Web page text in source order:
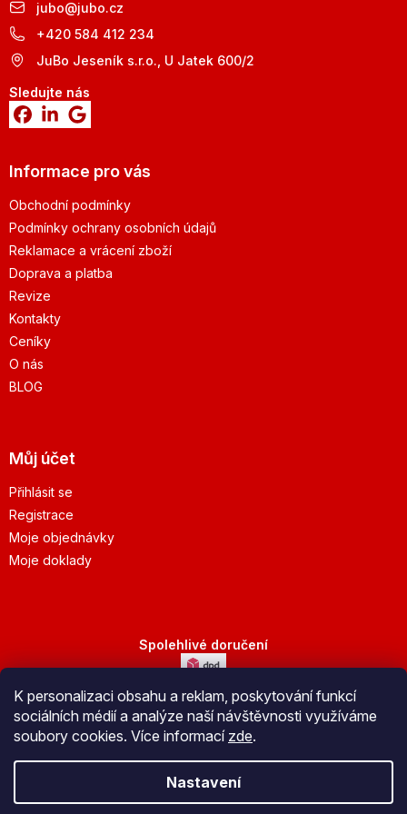
K personalizaci obsahu a reklam, poskytování funkcí
sociálních médií a analýze naší návštěvnosti využíváme
soubory cookies. Více informací zde.
Nastavení
jubo@jubo.cz
+420 584 412 234
JuBo Jeseník s.r.o., U Jatek 600/2
Sledujte nás
Informace pro vás
Obchodní podmínky
Podmínky ochrany osobních údajů
Reklamace a vrácení zboží
Doprava a platba
Revize
Kontakty
Ceníky
O nás
BLOG
Můj účet
Přihlásit se
Registrace
Moje objednávky
Moje doklady
Spolehlivé doručení
Bezpečná platba